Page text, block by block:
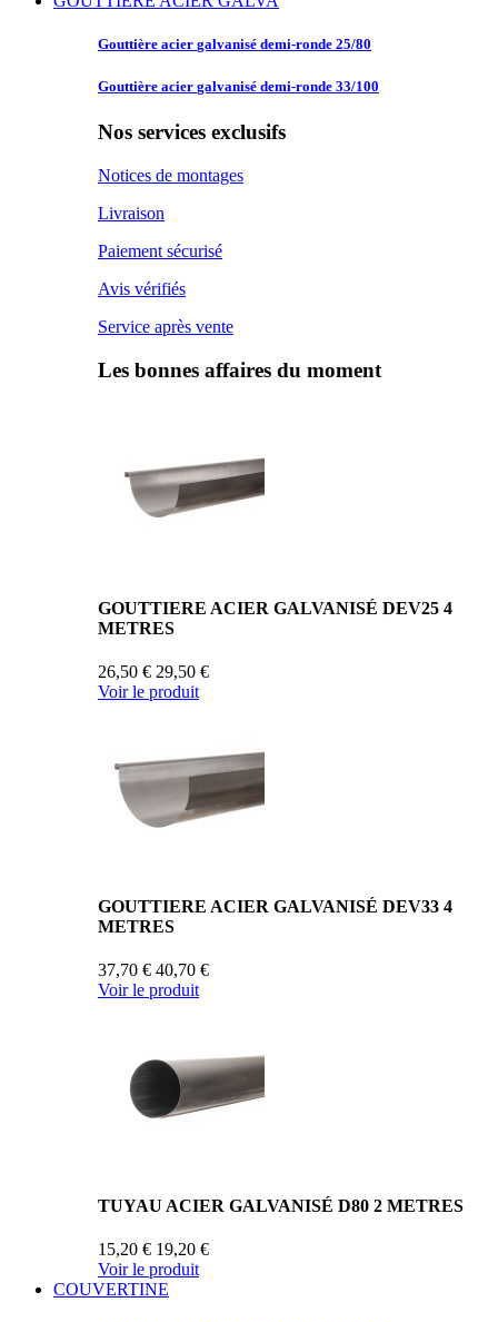
Gouttière acier galvanisé demi-ronde 25/80
Gouttière acier galvanisé demi-ronde 33/100
Nos services exclusifs
Notices de montages
Livraison
Paiement sécurisé
Avis vérifiés
Service après vente
Les bonnes affaires du moment
GOUTTIERE ACIER GALVANISÉ DEV25 4
METRES
26,50 € 29,50 €
Voir le produit
GOUTTIERE ACIER GALVANISÉ DEV33 4
METRES
37,70 € 40,70 €
Voir le produit
TUYAU ACIER GALVANISÉ D80 2 METRES
15,20 € 19,20 €
Voir le produit
COUVERTINE